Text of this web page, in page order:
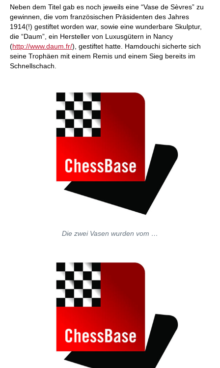
Neben dem Titel gab es noch jeweils eine “Vase de Sèvres” zu
gewinnen, die vom französischen Präsidenten des Jahres
1914(!) gestiftet worden war, sowie eine wunderbare Skulptur,
die “Daum”, ein Hersteller von Luxusgütern in Nancy
(http://www.daum.fr/), gestiftet hatte. Hamdouchi sicherte sich
seine Trophäen mit einem Remis und einem Sieg bereits im
Schnellschach.
Die zwei Vasen wurden vom …